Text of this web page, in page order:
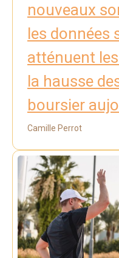
nouveaux
les données
atténuent
la hausse
boursier
Camille Perrot